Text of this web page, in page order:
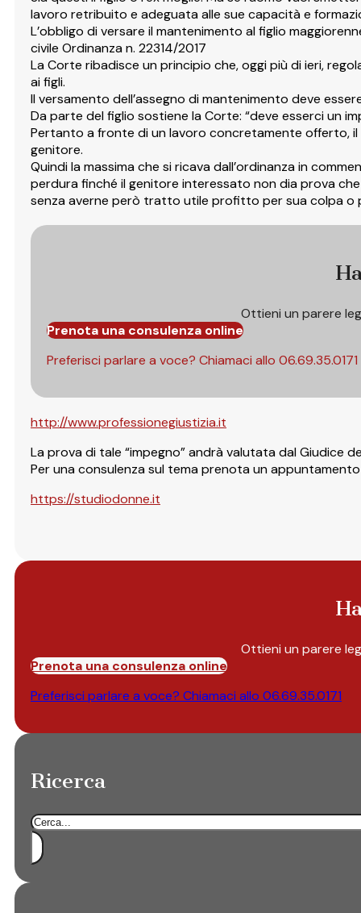
lavoro retribuito e adeguata alle sue capacità e
L’obbligo di versare il mantenimento al figlio
civile Ordinanza n. 22314/2017
La Corte ribadisce un principio che, oggi più di ieri,
ai figli.
Il versamento dell’assegno di mantenimento deve
Da parte del figlio sostiene la Corte: “deve esserci un
Pertanto a fronte di un lavoro concretamente offerto,
genitore.
Quindi la massima che si ricava dall’ordinanza in
perdura finché il genitore interessato non dia prova
senza averne però tratto utile profitto per sua colpa o
Ottieni un parere
Prenota una consulenza online
Preferisci parlare a voce? Chiamaci allo 06.69.35.0171
http://www.professionegiustizia.it
La prova di tale “impegno” andrà valutata dal Giudice
Per una consulenza sul tema prenota un
https://studiodonne.it
Ottieni un parere
Prenota una consulenza online
Preferisci parlare a voce? Chiamaci allo 06.69.35.0171
Ricerca
Cerca